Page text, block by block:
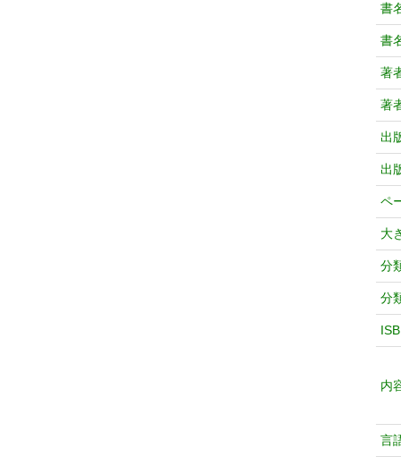
書
書
著
著
出
出
ペ
大
分
分
内
言